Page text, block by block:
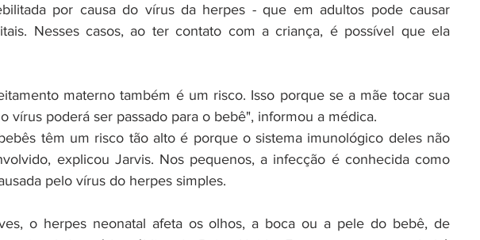
por causa do vírus da herpes - que em adultos pode causar
Nesses casos, ao ter contato com a criança, é possível que ela
materno também é um risco. Isso porque se a mãe tocar sua
vírus poderá ser passado para o bebê", informou a médica.
têm um risco tão alto é porque o sistema imunológico deles não
explicou Jarvis. Nos pequenos, a infecção é conhecida como
pelo vírus do herpes simples.
o herpes neonatal afeta os olhos, a boca ou a pele do bebê, de